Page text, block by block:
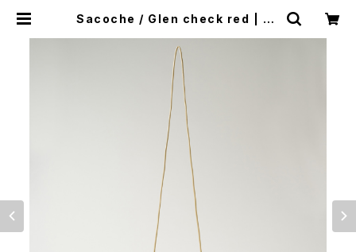
Sacoche / Glen check red | Ja